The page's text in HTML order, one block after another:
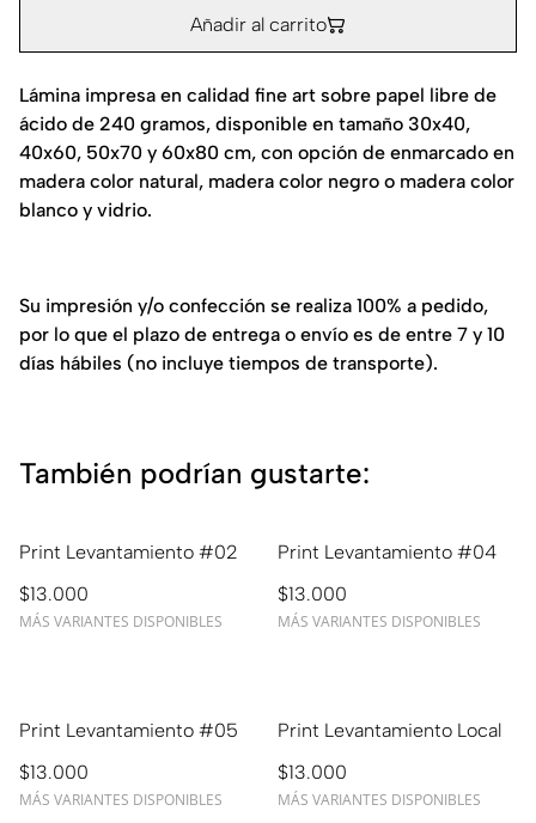
Añadir al carrito
Lámina impresa en calidad fine art sobre papel libre de
ácido de 240 gramos, disponible en tamaño 30x40,
40x60, 50x70 y 60x80 cm, con opción de enmarcado en
madera color natural, madera color negro o madera color
blanco y vidrio.
Su impresión y/o confección se realiza 100% a pedido,
por lo que el plazo de entrega o envío es de entre 7 y 10
días hábiles (no incluye tiempos de transporte).
También podrían gustarte:
Print Levantamiento #02
$13.000
MÁS VARIANTES DISPONIBLES
Print Levantamiento #04
$13.000
MÁS VARIANTES DISPONIBLES
Print Levantamiento #05
$13.000
MÁS VARIANTES DISPONIBLES
Print Levantamiento Local
$13.000
MÁS VARIANTES DISPONIBLES